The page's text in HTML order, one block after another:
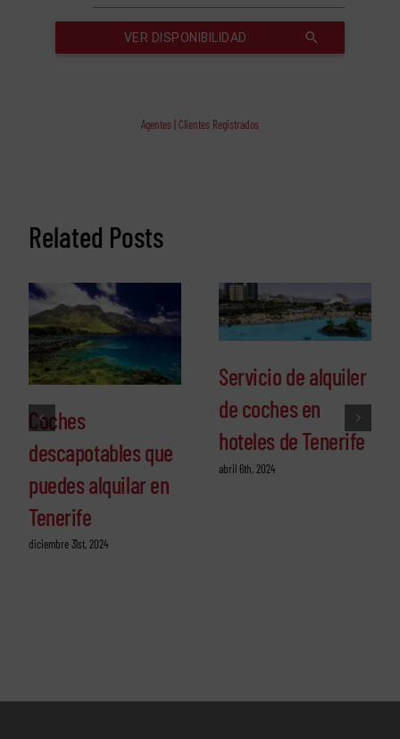
Agentes | Clientes Registrados
Related Posts
Coches
descapotables que
puedes alquilar en
Tenerife
diciembre 31st, 2024
Servicio de alquiler
de coches en
hoteles de Tenerife
abril 6th, 2024